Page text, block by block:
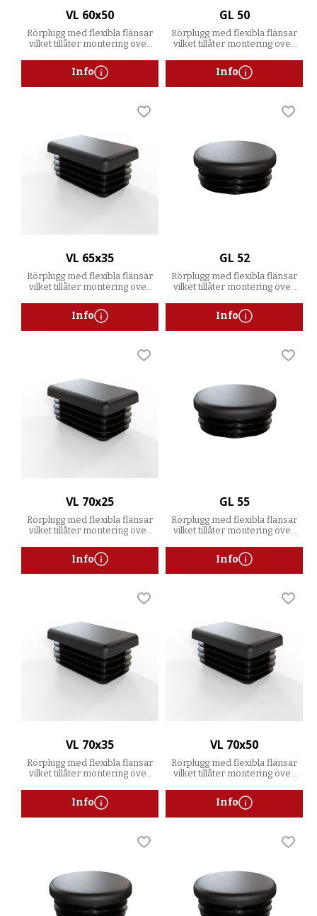
VL 60x50
Rörplugg med flexibla flänsar
vilket tillåter montering över
Info
GL 50
Rörplugg med flexibla flänsar
vilket tillåter montering över
Info
VL 65x35
Rörplugg med flexibla flänsar
vilket tillåter montering över
Lägg till i favoriter
Info
GL 52
Rörplugg med flexibla flänsar
vilket tillåter montering över
Info
VL 70x25
Rörplugg med flexibla flänsar
vilket tillåter montering över
Lägg till i favoriter
Info
GL 55
Rörplugg med flexibla flänsar
vilket tillåter montering över
Info
VL 70x35
Rörplugg med flexibla flänsar
vilket tillåter montering över
Lägg till i favoriter
Info
VL 70x50
Rörplugg med flexibla flänsar
vilket tillåter montering över
Info
Lägg till i favoriter